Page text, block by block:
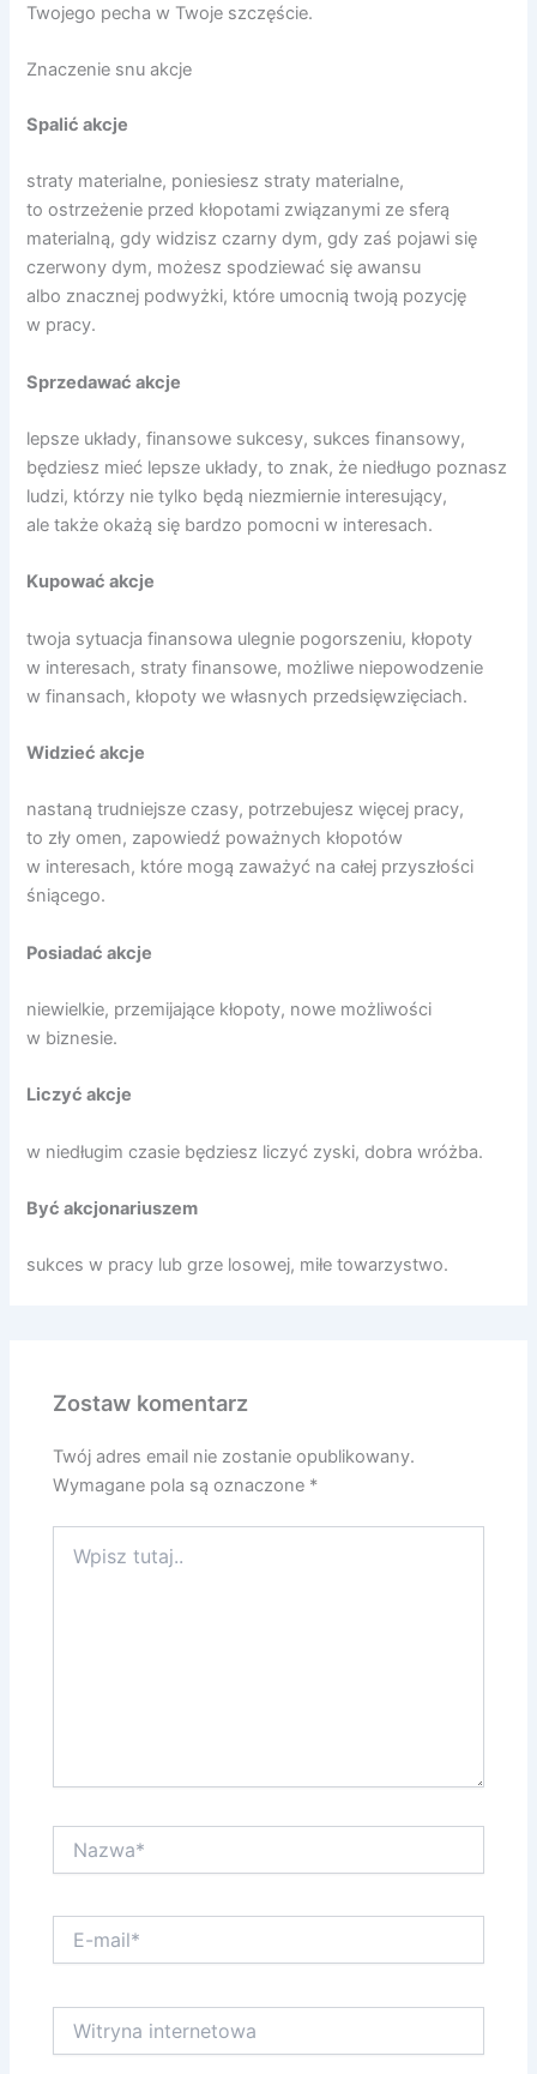
Twojego pecha w Twoje szczęście.
Znaczenie snu akcje
Spalić akcje
straty materialne, poniesiesz straty materialne,
to ostrzeżenie przed kłopotami związanymi ze sferą
materialną, gdy widzisz czarny dym, gdy zaś pojawi się
czerwony dym, możesz spodziewać się awansu
albo znacznej podwyżki, które umocnią twoją pozycję
w pracy.
Sprzedawać akcje
lepsze układy, finansowe sukcesy, sukces finansowy,
będziesz mieć lepsze układy, to znak, że niedługo poznasz
ludzi, którzy nie tylko będą niezmiernie interesujący,
ale także okażą się bardzo pomocni w interesach.
Kupować akcje
twoja sytuacja finansowa ulegnie pogorszeniu, kłopoty
w interesach, straty finansowe, możliwe niepowodzenie
w finansach, kłopoty we własnych przedsięwzięciach.
Widzieć akcje
nastaną trudniejsze czasy, potrzebujesz więcej pracy,
to zły omen, zapowiedź poważnych kłopotów
w interesach, które mogą zaważyć na całej przyszłości
śniącego.
Posiadać akcje
niewielkie, przemijające kłopoty, nowe możliwości
w biznesie.
Liczyć akcje
w niedługim czasie będziesz liczyć zyski, dobra wróżba.
Być akcjonariuszem
sukces w pracy lub grze losowej, miłe towarzystwo.
Zostaw komentarz
Twój adres email nie zostanie opublikowany.
Wymagane pola są oznaczone *
tutaj..
mail*
internetowa